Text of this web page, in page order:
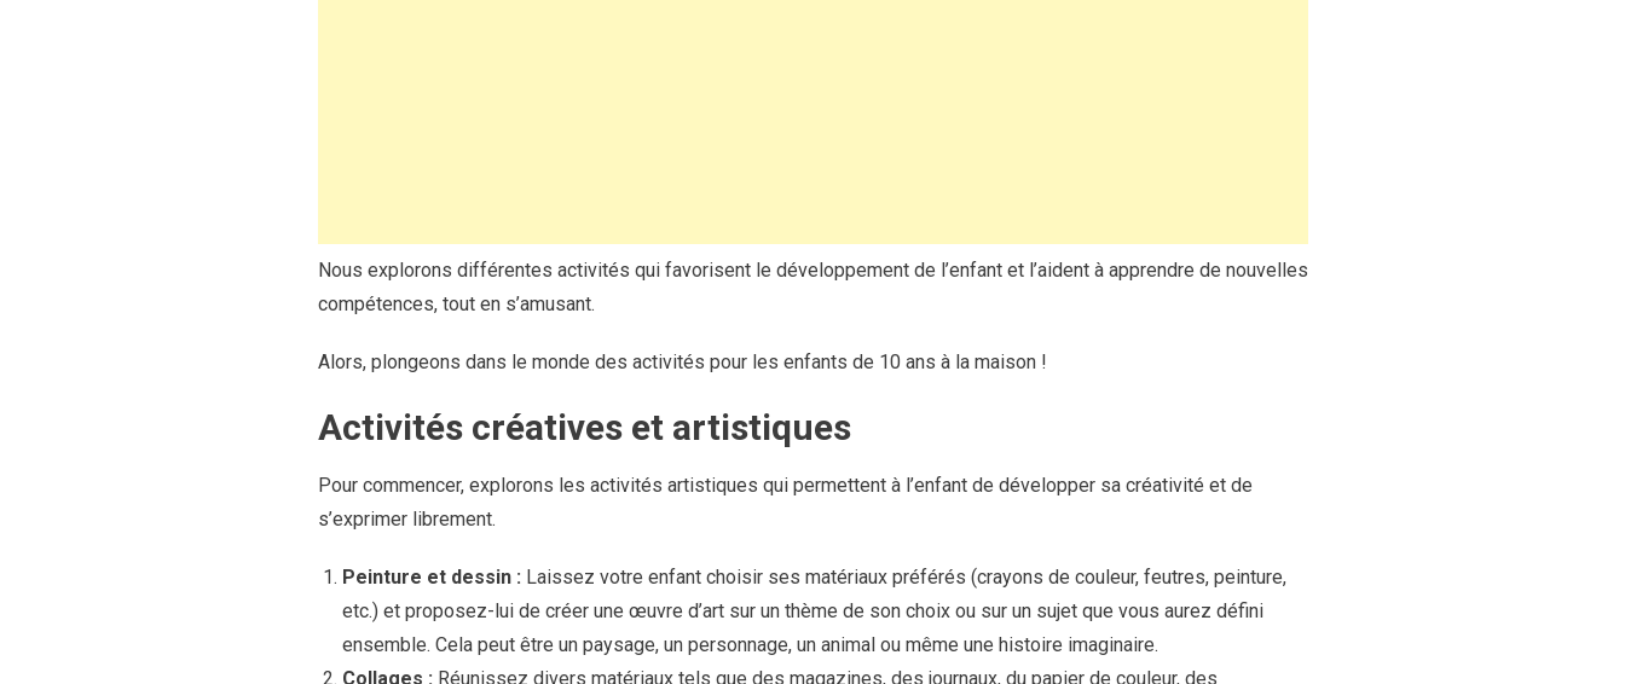
Nous explorons différentes activités qui favorisent le développement de l’enfant et l’aident à apprendre de nouvelles
compétences, tout en s’amusant.
Alors, plongeons dans le monde des activités pour les enfants de 10 ans à la maison !
Activités créatives et artistiques
Pour commencer, explorons les activités artistiques qui permettent à l’enfant de développer sa créativité et de
s’exprimer librement.
Peinture et dessin : Laissez votre enfant choisir ses matériaux préférés (crayons de couleur, feutres, peinture,
etc.) et proposez-lui de créer une œuvre d’art sur un thème de son choix ou sur un sujet que vous aurez défini
ensemble. Cela peut être un paysage, un personnage, un animal ou même une histoire imaginaire.
Collages : Réunissez divers matériaux tels que des magazines, des journaux, du papier de couleur, des